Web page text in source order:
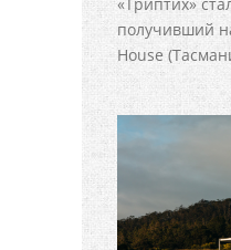
получивший
House